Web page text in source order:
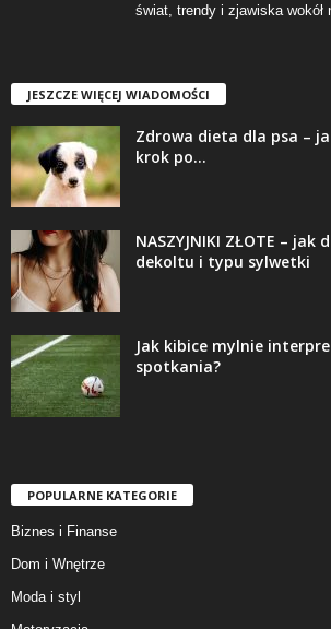
świat, trendy i zjawiska wokół
JESZCZE WIĘCEJ WIADOMOŚCI
Zdrowa dieta dla psa –
krok po...
NASZYJNIKI ZŁOTE – jak
dekoltu i typu sylwetki
Jak kibice mylnie
spotkania?
POPULARNE KATEGORIE
Biznes i Finanse
Dom i Wnętrze
Moda i styl